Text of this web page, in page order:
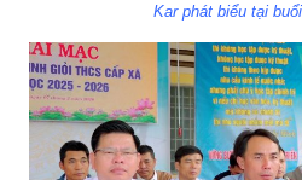
Kar phát biểu tại